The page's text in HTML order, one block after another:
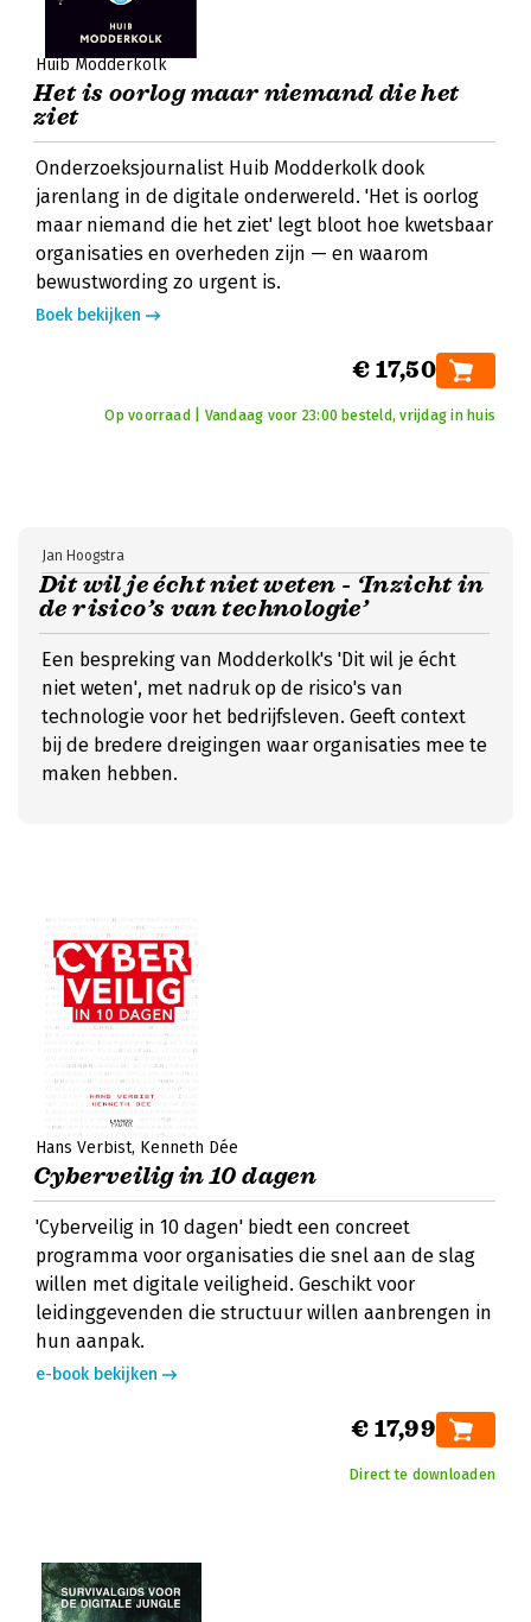
Huib Modderkolk
Het is oorlog maar niemand die het
ziet
Onderzoeksjournalist Huib Modderkolk dook
jarenlang in de digitale onderwereld. 'Het is oorlog
maar niemand die het ziet' legt bloot hoe kwetsbaar
organisaties en overheden zijn — en waarom
bewustwording zo urgent is.
Boek bekijken
€ 17,50
Op voorraad | Vandaag voor 23:00 besteld, vrijdag in huis
Dit wil je écht niet weten - ‘Inzicht in
de risico’s van technologie’
Jan Hoogstra
Een bespreking van Modderkolk's 'Dit wil je écht
niet weten', met nadruk op de risico's van
technologie voor het bedrijfsleven. Geeft context
bij de bredere dreigingen waar organisaties mee te
maken hebben.
Hans Verbist Kenneth Dée
Cyberveilig in 10 dagen
'Cyberveilig in 10 dagen' biedt een concreet
programma voor organisaties die snel aan de slag
willen met digitale veiligheid. Geschikt voor
leidinggevenden die structuur willen aanbrengen in
hun aanpak.
e-book bekijken
€ 17,99
Direct te downloaden